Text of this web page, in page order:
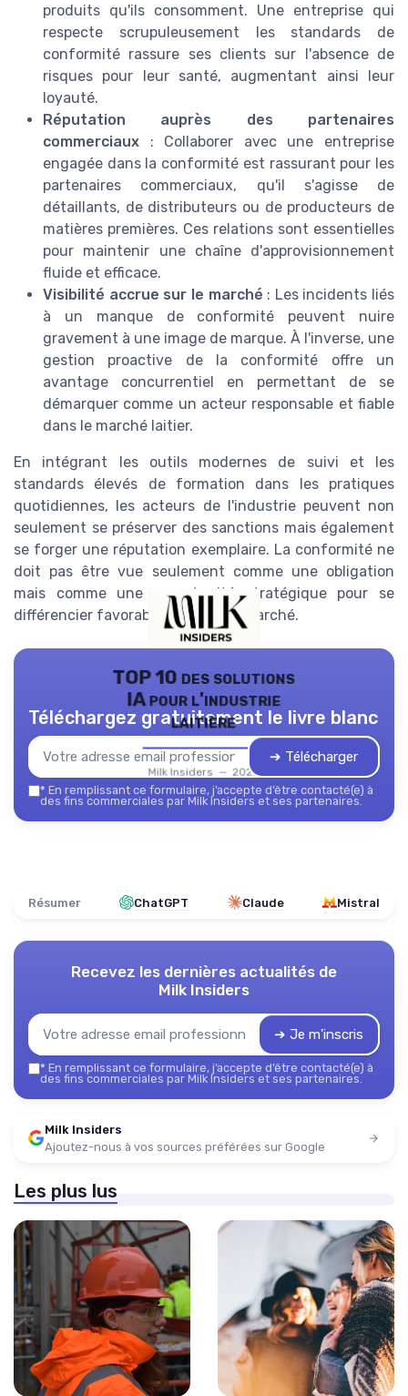
produits qu'ils consomment. Une entreprise qui
respecte scrupuleusement les standards de
conformité rassure ses clients sur l'absence de
risques pour leur santé, augmentant ainsi leur
loyauté.
Réputation auprès des partenaires
commerciaux : Collaborer avec une entreprise
engagée dans la conformité est rassurant pour les
partenaires commerciaux, qu'il s'agisse de
détaillants, de distributeurs ou de producteurs de
matières premières. Ces relations sont essentielles
pour maintenir une chaîne d'approvisionnement
fluide et efficace.
Visibilité accrue sur le marché : Les incidents liés
à un manque de conformité peuvent nuire
gravement à une image de marque. À l'inverse, une
gestion proactive de la conformité offre un
avantage concurrentiel en permettant de se
démarquer comme un acteur responsable et fiable
dans le marché laitier.
En intégrant les outils modernes de suivi et les
standards élevés de formation dans les pratiques
quotidiennes, les acteurs de l'industrie peuvent non
seulement se préserver des sanctions mais également
se forger une réputation exemplaire. La conformité ne
doit pas être vue seulement comme une obligation
mais comme une opportunité stratégique pour se
différencier favorablement sur le marché.
TOP 10 des solutions
IA pour l'industrie
laitière
Milk Insiders — 2026
Téléchargez gratuitement le livre blanc
➔ Télécharger
* En remplissant ce formulaire, j’accepte d’être contacté(e) à
des fins commerciales par Milk Insiders et ses partenaires.
Résumer ChatGPT Claude Mistral
Recevez les dernières actualités de
Milk Insiders
➔ Je m'inscris
* En remplissant ce formulaire, j’accepte d’être contacté(e) à
des fins commerciales par Milk Insiders et ses partenaires.
Milk Insiders
Ajoutez-nous à vos sources préférées sur Google
Les plus lus